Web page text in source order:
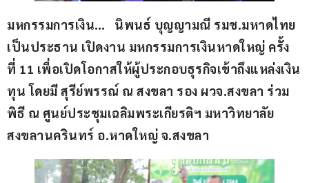
มหกรรมการเงิน…   นิพนธ์ บุญญามณี รมช.มหาดไทย
เป็นประธาน เปิดงาน มหกรรมการเงินหาดใหญ่ ครั้ง
ที่ 11 เพื่อเปิดโอกาสให้ผู้ประกอบธุรกิจเข้าถึงแหล่งเงิน
ทุน โดยมี สุรีย์พรรณ์ ณ สงขลา รอง ผวจ.สงขลา ร่วม
พิธี ณ ศูนย์ประชุมเฉลิมพระเกียรติฯ มหาวิทยาลัย
สงขลานครินทร์ อ.หาดใหญ่ จ.สงขลา